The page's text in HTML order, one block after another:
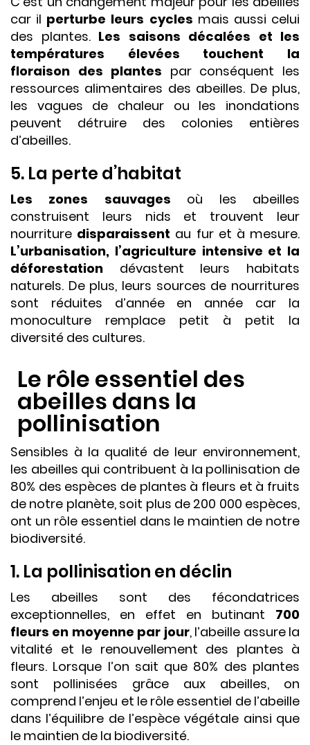
car il perturbe leurs cycles mais aussi celui
des plantes. Les saisons décalées et les
températures élevées touchent la
floraison des plantes par conséquent les
ressources alimentaires des abeilles. De plus,
les vagues de chaleur ou les inondations
peuvent détruire des colonies entières
d’abeilles.
5. La perte d’habitat
Les zones sauvages où les abeilles
construisent leurs nids et trouvent leur
nourriture disparaissent au fur et à mesure.
L’urbanisation, l’agriculture intensive et la
déforestation dévastent leurs habitats
naturels. De plus, leurs sources de nourritures
sont réduites d’année en année car la
monoculture remplace petit à petit la
diversité des cultures.
Le rôle essentiel des
abeilles dans la
pollinisation
Sensibles à la qualité de leur environnement,
les abeilles qui contribuent à la pollinisation de
80% des espèces de plantes à fleurs et à fruits
de notre planète, soit plus de 200 000 espèces,
ont un rôle essentiel dans le maintien de notre
biodiversité.
1. La pollinisation en déclin
Les abeilles sont des fécondatrices
exceptionnelles, en effet en butinant 700
fleurs en moyenne par jour, l’abeille assure la
vitalité et le renouvellement des plantes à
fleurs. Lorsque l’on sait que 80% des plantes
sont pollinisées grâce aux abeilles, on
comprend l’enjeu et le rôle essentiel de l’abeille
dans l’équilibre de l’espèce végétale ainsi que
le maintien de la biodiversité.